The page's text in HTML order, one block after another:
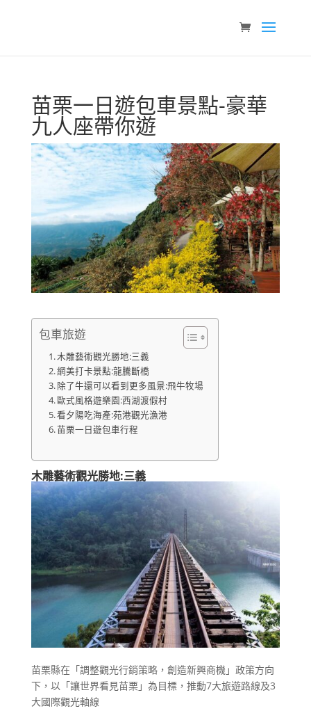
苗栗一日遊包車景點-豪華
九人座帶你遊
包車旅遊
木雕藝術觀光勝地:三義
網美打卡景點:龍騰斷橋
除了牛還可以看到更多風景:飛牛牧場
歐式風格遊樂園:西湖渡假村
看夕陽吃海產:苑港觀光漁港
苗栗一日遊包車行程
木雕藝術觀光勝地:三義
苗栗縣在「調整觀光行銷策略，創造新興商機」政策方向
下，以「讓世界看見苗栗」為目標，推動7大旅遊路線及3
大國際觀光軸線